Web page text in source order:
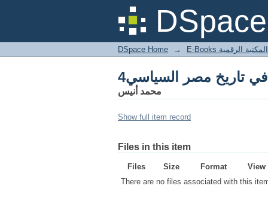
DSpace Home → المكتبة الرقمية
محمد أنيس
Show full item record
Files in this item
Files Size Format
View
There are no files associated with this